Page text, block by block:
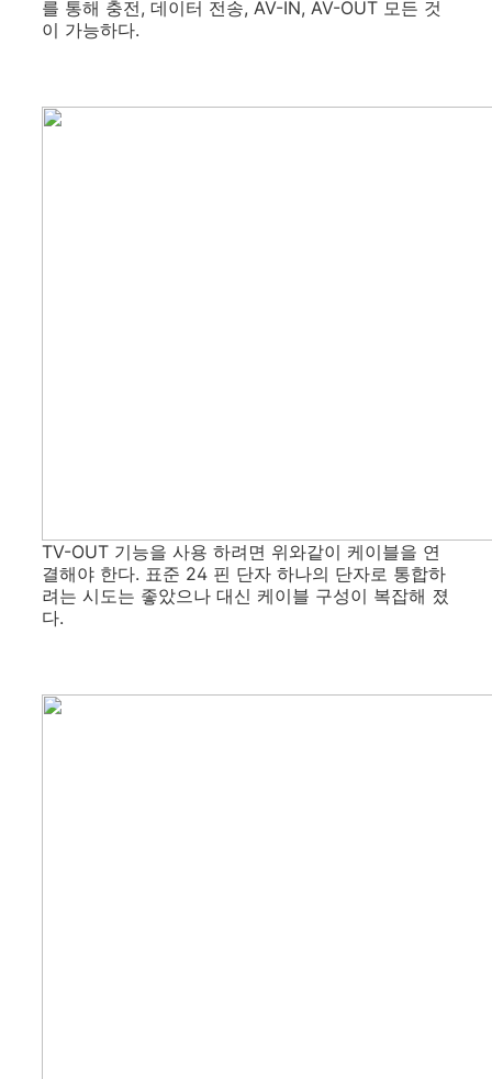
를 통해 충전, 데이터 전송, AV-IN, AV-OUT 모든 것
이 가능하다.
TV-OUT 기능을 사용 하려면 위와같이 케이블을 연
결해야 한다. 표준 24 핀 단자 하나의 단자로 통합하
려는 시도는 좋았으나 대신 케이블 구성이 복잡해 졌
다.